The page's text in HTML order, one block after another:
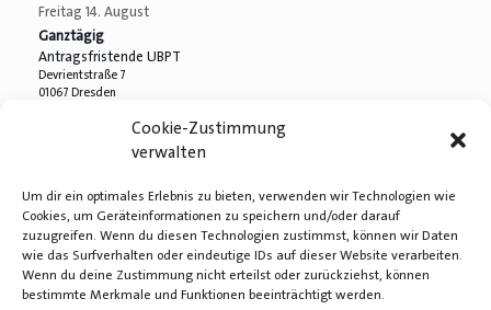
Cookie-Zustimmung
verwalten
Um dir ein optimales Erlebnis zu bieten, verwenden wir Technologien wie
Cookies, um Geräteinformationen zu speichern und/oder darauf
zuzugreifen. Wenn du diesen Technologien zustimmst, können wir Daten
wie das Surfverhalten oder eindeutige IDs auf dieser Website verarbeiten.
Wenn du deine Zustimmung nicht erteilst oder zurückziehst, können
bestimmte Merkmale und Funktionen beeinträchtigt werden.
Freitag 14. August
Ganztägig
Antragsfristende UBPT
Devrientstraße 7
01067 Dresden
August
Montag 17. August
18:30– 20:30
OV Plauen: mitgliederöffentliche Ortsvereinsvorstandssitzung
Süd Pol Dresden, Nürnberger Str. 4, 01187 Dresden, Deutschland